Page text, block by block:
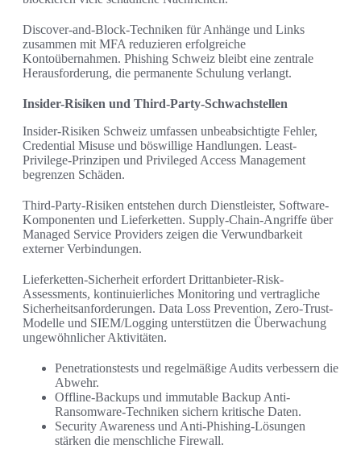
Discover-and-Block-Techniken für Anhänge und Links
zusammen mit MFA reduzieren erfolgreiche
Kontoübernahmen. Phishing Schweiz bleibt eine zentrale
Herausforderung, die permanente Schulung verlangt.
Insider-Risiken und Third-Party-Schwachstellen
Insider-Risiken Schweiz umfassen unbeabsichtigte Fehler,
Credential Misuse und böswillige Handlungen. Least-
Privilege-Prinzipen und Privileged Access Management
begrenzen Schäden.
Third-Party-Risiken entstehen durch Dienstleister, Software-
Komponenten und Lieferketten. Supply-Chain-Angriffe über
Managed Service Providers zeigen die Verwundbarkeit
externer Verbindungen.
Lieferketten-Sicherheit erfordert Drittanbieter-Risk-
Assessments, kontinuierliches Monitoring und vertragliche
Sicherheitsanforderungen. Data Loss Prevention, Zero-Trust-
Modelle und SIEM/Logging unterstützen die Überwachung
ungewöhnlicher Aktivitäten.
Penetrationstests und regelmäßige Audits verbessern die
Abwehr.
Offline-Backups und immutable Backup Anti-
Ransomware-Techniken sichern kritische Daten.
Security Awareness und Anti-Phishing-Lösungen
stärken die menschliche Firewall.